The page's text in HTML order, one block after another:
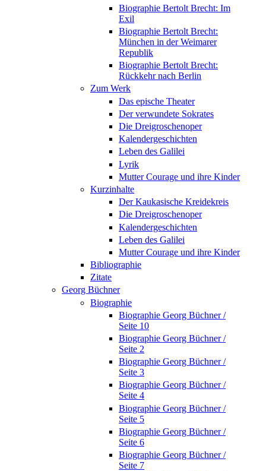
Biographie Bertolt Brecht: Im
Exil
Biographie Bertolt Brecht:
München in der Weimarer
Republik
Biographie Bertolt Brecht:
Rückkehr nach Berlin
Zum Werk
Das epische Theater
Der verwundete Sokrates
Die Dreigroschenoper
Kalendergeschichten
Leben des Galilei
Lyrik
Mutter Courage und ihre Kinder
Kurzinhalte
Der Kaukasische Kreidekreis
Die Dreigroschenoper
Kalendergeschichten
Leben des Galilei
Mutter Courage und ihre Kinder
Bibliographie
Zitate
Georg Büchner
Biographie
Biographie Georg Büchner /
Seite 10
Biographie Georg Büchner /
Seite 2
Biographie Georg Büchner /
Seite 3
Biographie Georg Büchner /
Seite 4
Biographie Georg Büchner /
Seite 5
Biographie Georg Büchner /
Seite 6
Biographie Georg Büchner /
Seite 7